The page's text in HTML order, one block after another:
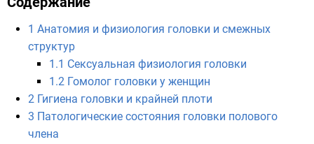
1 Анатомия и физиология головки и смежных
структур
1.1 Сексуальная физиология головки
1.2 Гомолог головки у женщин
2 Гигиена головки и крайней плоти
3 Патологические состояния головки полового
члена